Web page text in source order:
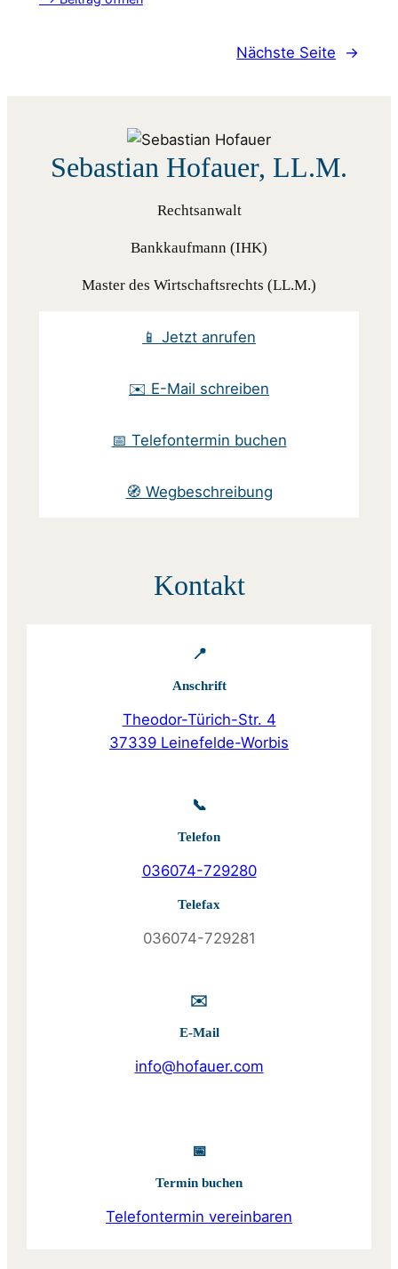
Nächste Seite →
Sebastian Hofauer, LL.M.
Rechtsanwalt
Bankkaufmann (IHK)
Master des Wirtschaftsrechts (LL.M.)
📱 Jetzt anrufen
✉️ E-Mail schreiben
📅 Telefontermin buchen
🧭 Wegbeschreibung
Kontakt
📍
Anschrift
Theodor-Türich-Str. 4
37339 Leinefelde-Worbis
📞
Telefon
036074-729280
Telefax
036074-729281
✉️
E-Mail
info@hofauer.com
📅
Termin buchen
Telefontermin vereinbaren